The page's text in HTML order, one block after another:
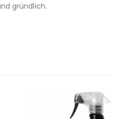
gründlich.